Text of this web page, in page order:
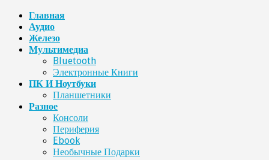
Главная
Аудио
Железо
Мультимедиа
Bluetooth
Электронные Книги
ПК И Ноутбуки
Планшетники
Разное
Консоли
Периферия
Ebook
Необычные Подарки